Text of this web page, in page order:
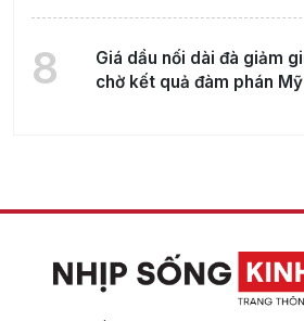
8
Giá dầu nối dài đà giảm
chờ kết quả đàm phán